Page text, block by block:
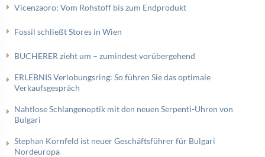
Vicenzaoro: Vom Rohstoff bis zum Endprodukt
Fossil schließt Stores in Wien
BUCHERER zieht um – zumindest vorübergehend
ERLEBNIS Verlobungsring: So führen Sie das optimale
Verkaufsgespräch
Nahtlose Schlangenoptik mit den neuen Serpenti-Uhren von
Bulgari
Stephan Kornfeld ist neuer Geschäftsführer für Bulgari
Nordeuropa